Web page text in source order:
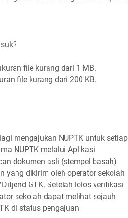
file kurang dari 1 MB.
file kurang dari 200 KB.
mengajukan NUPTK untuk setiap
NUPTK melalui Aplikasi
dokumen asli (stempel basah)
yang dikirim oleh operator sekolah
GTK. Setelah lolos verifikasi
sekolah dapat melihat sejauh
di status pengajuan.